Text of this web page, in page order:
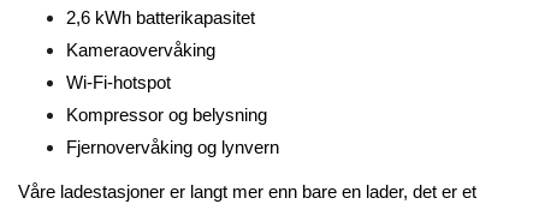
2,6 kWh batterikapasitet
Kameraovervåking
Wi-Fi-hotspot
Kompressor og belysning
Fjernovervåking og lynvern
Våre ladestasjoner er langt mer enn bare en lader, det er et